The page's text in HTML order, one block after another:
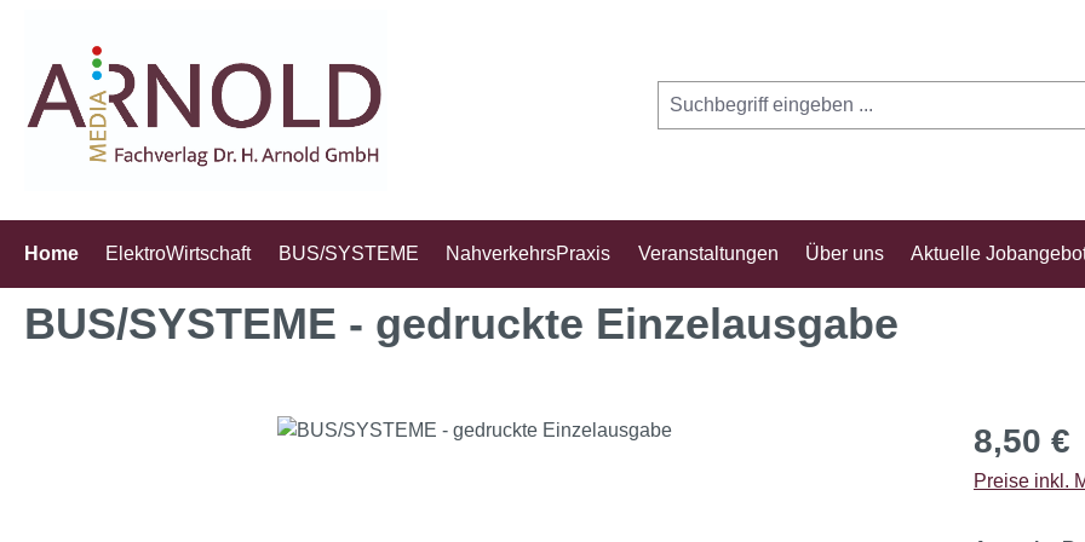
Home ElektroWirtschaft BUS/SYSTEME NahverkehrsPraxis Veranstaltungen Über uns Aktuelle
BUS/SYSTEME - gedruckte Einzelausgabe
Regulärer
8,50 €
Preise inkl.